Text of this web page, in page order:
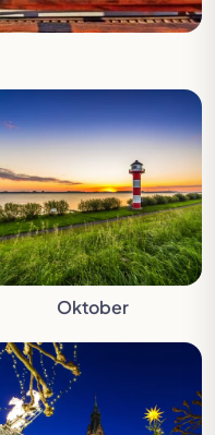
Oktober